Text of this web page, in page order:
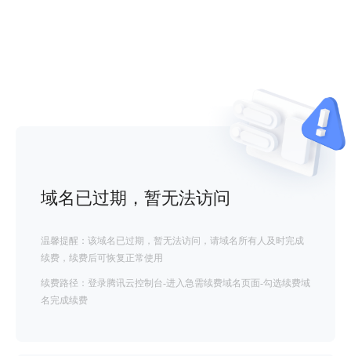
域名已过期，暂无法访问
温馨提醒：该域名已过期，暂无法访问，请域名所有人及时完成
续费，续费后可恢复正常使用
续费路径：登录腾讯云控制台-进入急需续费域名页面-勾选续费域
名完成续费